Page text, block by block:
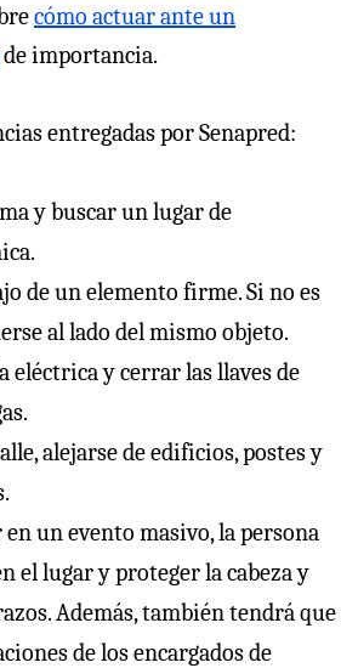
cómo actuar ante un
de importancia.
entregadas por Senapred:
y buscar un lugar de
de un elemento firme. Si no es
al lado del mismo objeto.
eléctrica y cerrar las llaves de
alejarse de edificios, postes y
en un evento masivo, la persona
el lugar y proteger la cabeza y
Además, también tendrá que
de los encargados de